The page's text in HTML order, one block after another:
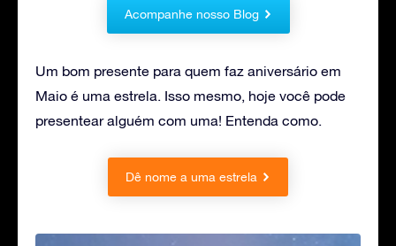
Acompanhe nosso Blog
Um bom presente para quem faz aniversário em
Maio é uma estrela. Isso mesmo, hoje você pode
presentear alguém com uma! Entenda como.
Dê nome a uma estrela